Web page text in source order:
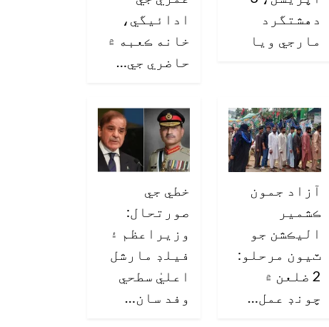
دهشتگرد
مارجي ويا
ادائيگي،
خانه ڪعبه ۾
حاضري جي…
آزاد جمون
ڪشمير
اليڪشن جو
ٽيون مرحلو:
2 ضلعن ۾
چونڊ عمل…
خطي جي
صورتحال:
وزيراعظم ۽
فيلڊ مارشل
اعليٰ سطحي
وفد سان…